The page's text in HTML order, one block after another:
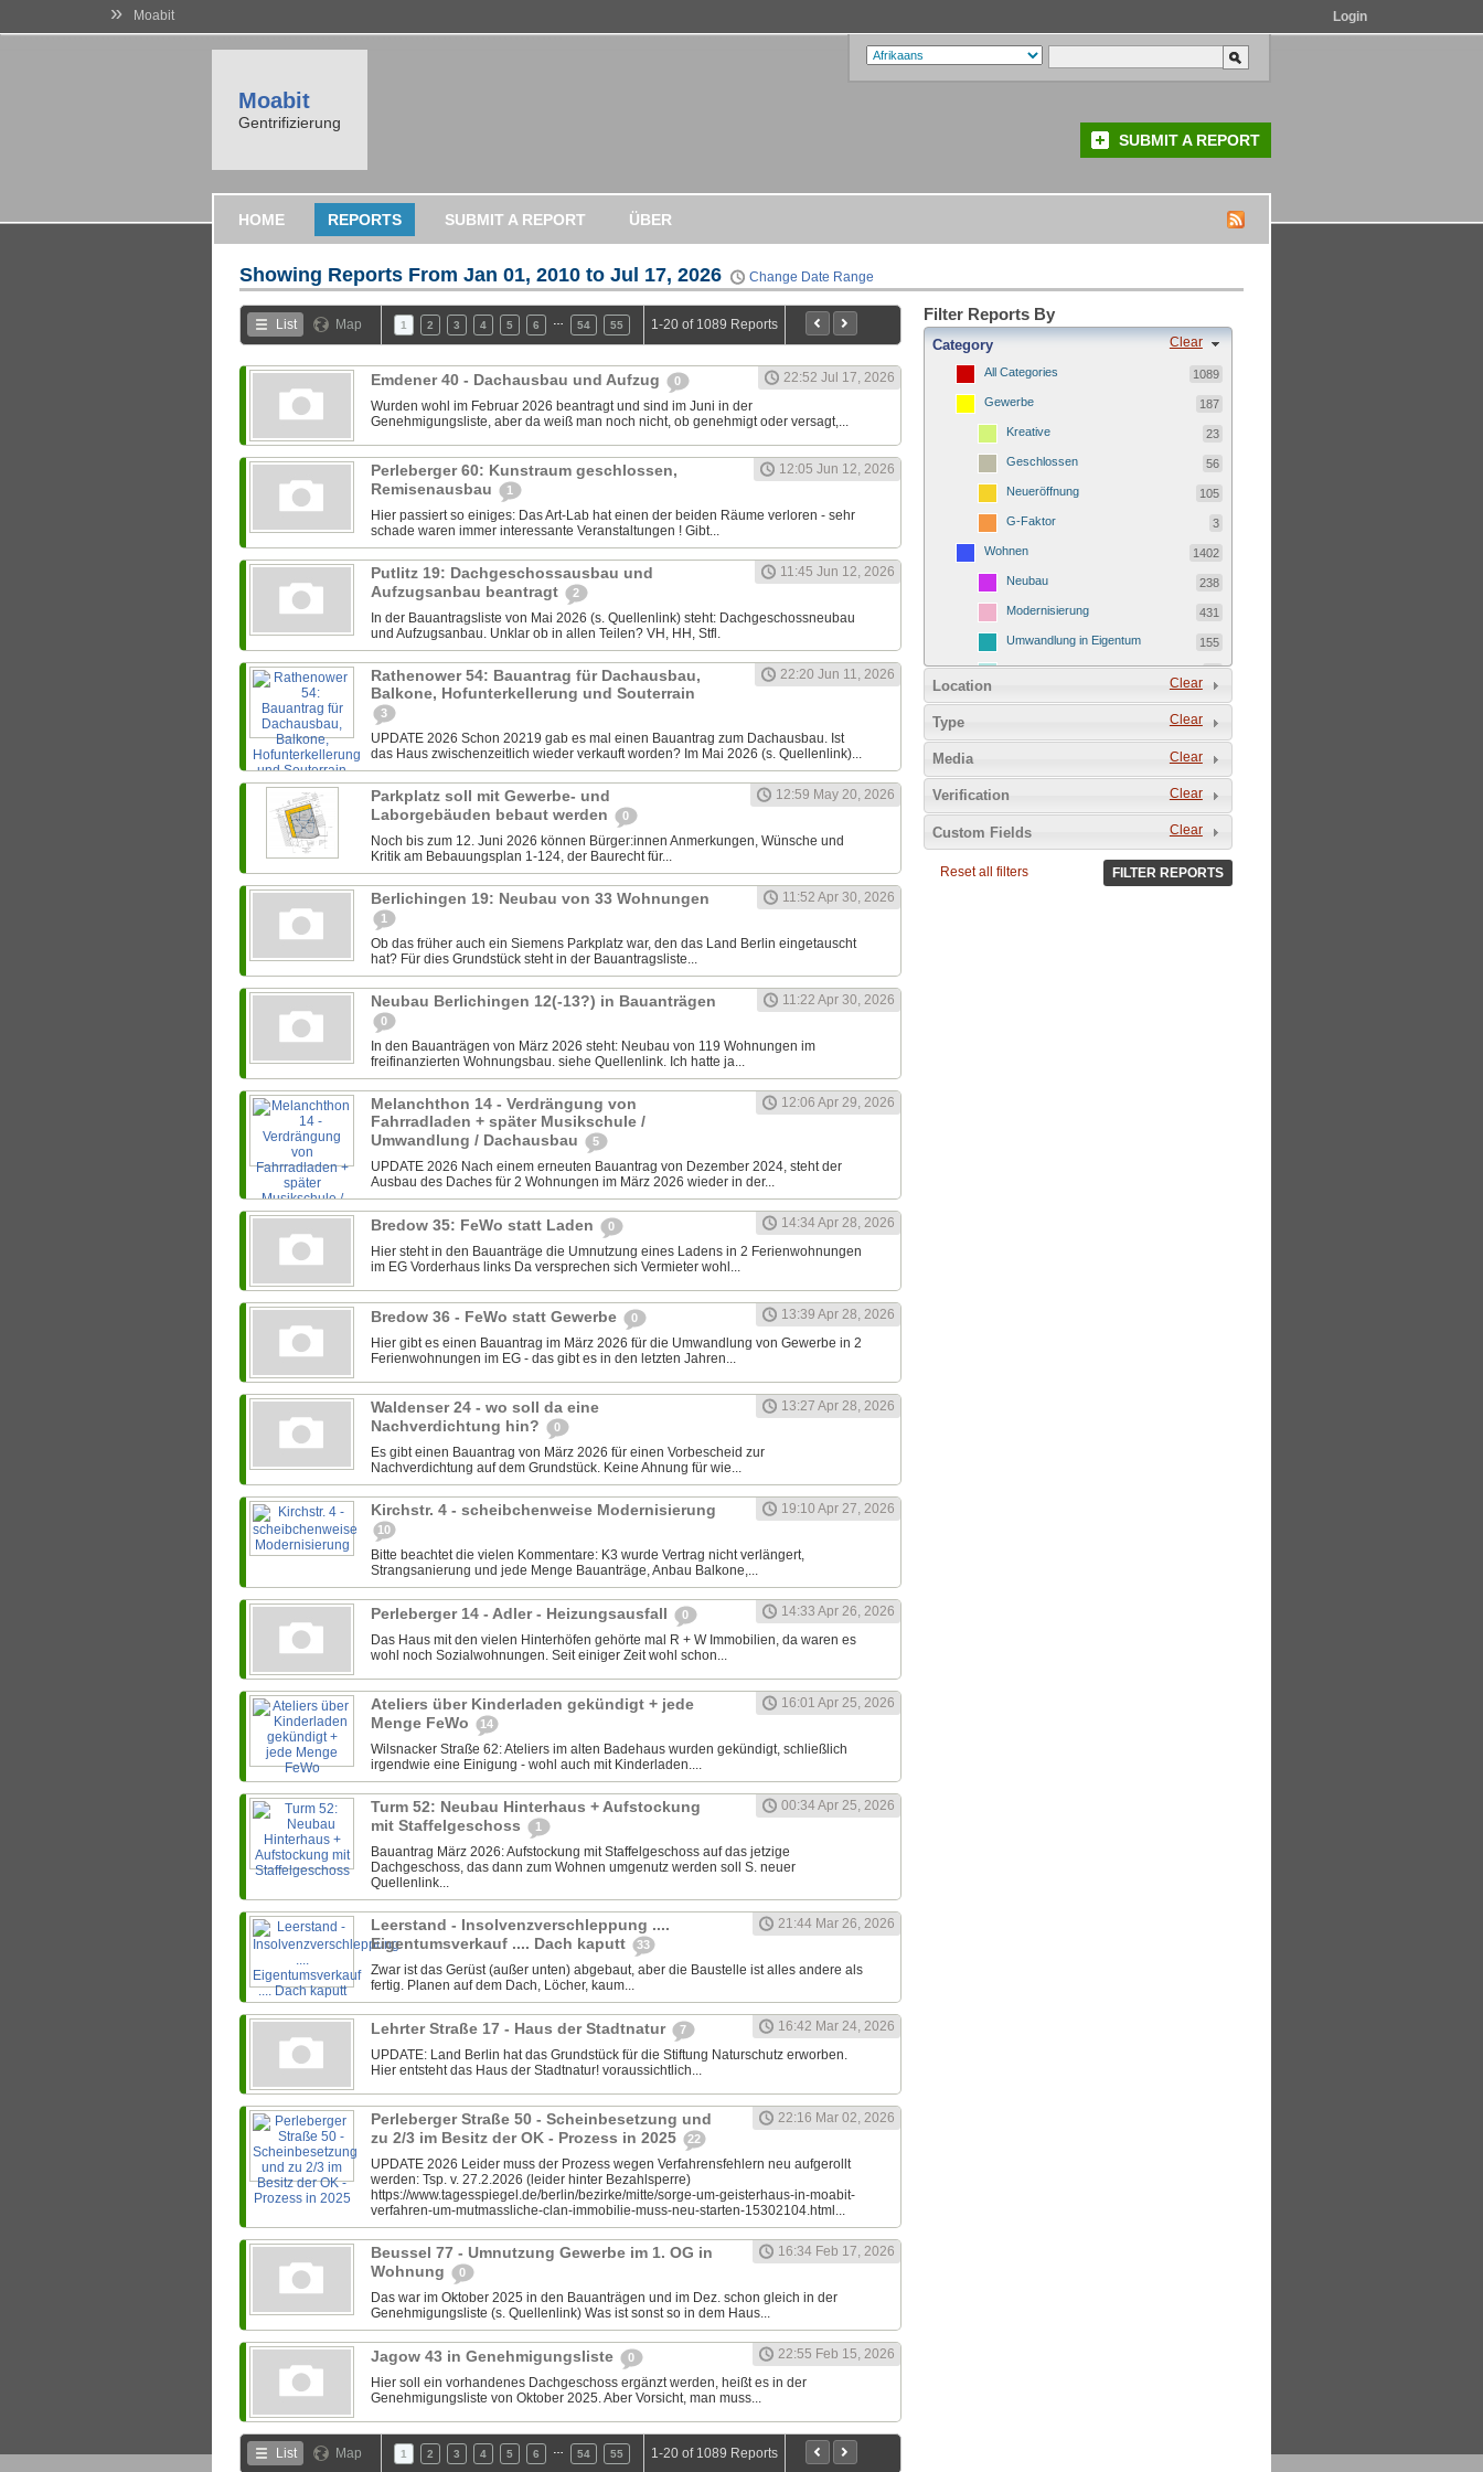
» Moabit Login
Moabit
Gentrifizierung
SUBMIT A REPORT
HOME REPORTS SUBMIT A REPORT ÜBER
Showing Reports From Jan 01, 2010 to Jul 17, 2026 Change Date Range
List Map 1 2 3 4 5 6 54 55 1-20 of 1089 Reports
Emdener 40 - Dachausbau und Aufzug 0
22:52 Jul 17, 2026
Wurden wohl im Februar 2026 beantragt und sind im Juni in der
Genehmigungsliste, aber da weiß man noch nicht, ob genehmigt oder versagt,...
Perleberger 60: Kunstraum geschlossen,
Remisenausbau
1
12:05 Jun 12, 2026
Hier passiert so einiges: Das Art-Lab hat einen der beiden Räume verloren - sehr
schade waren immer interessante Veranstaltungen ! Gibt...
Putlitz 19: Dachgeschossausbau und
Aufzugsanbau beantragt
2
11:45 Jun 12, 2026
In der Bauantragsliste von Mai 2026 (s. Quellenlink) steht: Dachgeschossneubau
und Aufzugsanbau. Unklar ob in allen Teilen? VH, HH, Stfl.
Rathenower 54: Bauantrag für Dachausbau,
Balkone, Hofunterkellerung und Souterrain
3
22:20 Jun 11, 2026
UPDATE 2026 Schon 20219 gab es mal einen Bauantrag zum Dachausbau. Ist
das Haus zwischenzeitlich wieder verkauft worden? Im Mai 2026 (s. Quellenlink)...
Parkplatz soll mit Gewerbe- und
Laborgebäuden bebaut werden
0
12:59 May 20, 2026
Noch bis zum 12. Juni 2026 können Bürger:innen Anmerkungen, Wünsche und
Kritik am Bebauungsplan 1-124, der Baurecht für...
Berlichingen 19: Neubau von 33 Wohnungen
1
11:52 Apr 30, 2026
Ob das früher auch ein Siemens Parkplatz war, den das Land Berlin eingetauscht
hat? Für dies Grundstück steht in der Bauantragsliste...
Neubau Berlichingen 12(-13?) in Bauanträgen
0
11:22 Apr 30, 2026
In den Bauanträgen von März 2026 steht: Neubau von 119 Wohnungen im
freifinanzierten Wohnungsbau. siehe Quellenlink. Ich hatte ja...
Melanchthon 14 - Verdrängung von
Fahrradladen + später Musikschule /
Umwandlung / Dachausbau
5
12:06 Apr 29, 2026
UPDATE 2026 Nach einem erneuten Bauantrag von Dezember 2024, steht der
Ausbau des Daches für 2 Wohnungen im März 2026 wieder in der...
Bredow 35: FeWo statt Laden 0
14:34 Apr 28, 2026
Hier steht in den Bauanträge die Umnutzung eines Ladens in 2 Ferienwohnungen
im EG Vorderhaus links Da versprechen sich Vermieter wohl...
Bredow 36 - FeWo statt Gewerbe 0
13:39 Apr 28, 2026
Hier gibt es einen Bauantrag im März 2026 für die Umwandlung von Gewerbe in 2
Ferienwohnungen im EG - das gibt es in den letzten Jahren...
Waldenser 24 - wo soll da eine
Nachverdichtung hin?
0
13:27 Apr 28, 2026
Es gibt einen Bauantrag von März 2026 für einen Vorbescheid zur
Nachverdichtung auf dem Grundstück. Keine Ahnung für wie...
Kirchstr. 4 - scheibchenweise Modernisierung
10
19:10 Apr 27, 2026
Bitte beachtet die vielen Kommentare: K3 wurde Vertrag nicht verlängert,
Strangsanierung und jede Menge Bauanträge, Anbau Balkone,...
Perleberger 14 - Adler - Heizungsausfall 0
14:33 Apr 26, 2026
Das Haus mit den vielen Hinterhöfen gehörte mal R + W Immobilien, da waren es
wohl noch Sozialwohnungen. Seit einiger Zeit wohl schon...
Ateliers über Kinderladen gekündigt + jede
Menge FeWo
14
16:01 Apr 25, 2026
Wilsnacker Straße 62: Ateliers im alten Badehaus wurden gekündigt, schließlich
irgendwie eine Einigung - wohl auch mit Kinderladen....
Turm 52: Neubau Hinterhaus + Aufstockung
mit Staffelgeschoss
1
00:34 Apr 25, 2026
Bauantrag März 2026: Aufstockung mit Staffelgeschoss auf das jetzige
Dachgeschoss, das dann zum Wohnen umgenutz werden soll S. neuer
Quellenlink...
Leerstand - Insolvenzverschleppung ....
Eigentumsverkauf .... Dach kaputt
33
21:44 Mar 26, 2026
Zwar ist das Gerüst (außer unten) abgebaut, aber die Baustelle ist alles andere als
fertig. Planen auf dem Dach, Löcher, kaum...
Lehrter Straße 17 - Haus der Stadtnatur 7
16:42 Mar 24, 2026
UPDATE: Land Berlin hat das Grundstück für die Stiftung Naturschutz erworben.
Hier entsteht das Haus der Stadtnatur! voraussichtlich...
Perleberger Straße 50 - Scheinbesetzung und
zu 2/3 im Besitz der OK - Prozess in 2025
22
22:16 Mar 02, 2026
UPDATE 2026 Leider muss der Prozess wegen Verfahrensfehlern neu aufgerollt
werden: Tsp. v. 27.2.2026 (leider hinter Bezahlsperre)
https://www.tagesspiegel.de/berlin/bezirke/mitte/sorge-um-geisterhaus-in-moabit-
verfahren-um-mutmassliche-clan-immobilie-muss-neu-starten-15302104.html...
Beussel 77 - Umnutzung Gewerbe im 1. OG in
Wohnung
0
16:34 Feb 17, 2026
Das war im Oktober 2025 in den Bauanträgen und im Dez. schon gleich in der
Genehmigungsliste (s. Quellenlink) Was ist sonst so in dem Haus...
Jagow 43 in Genehmigungsliste 0
22:55 Feb 15, 2026
Hier soll ein vorhandenes Dachgeschoss ergänzt werden, heißt es in der
Genehmigungsliste von Oktober 2025. Aber Vorsicht, man muss...
List Map 1 2 3 4 5 6 54 55 1-20 of 1089 Reports
Filter Reports By
Clear
Category
All Categories 1089
Gewerbe 187
Kreative 23
Geschlossen 56
Neueröffnung 105
G-Faktor 3
Wohnen 1402
Neubau 238
Modernisierung 431
Umwandlung in Eigentum 155
Kostenmietverdrängung 23
Ferienwohnung 151
69
Clear
Location
Clear
Type
Clear
Media
Clear
Verification
Clear
Custom Fields
Reset all filters FILTER REPORTS